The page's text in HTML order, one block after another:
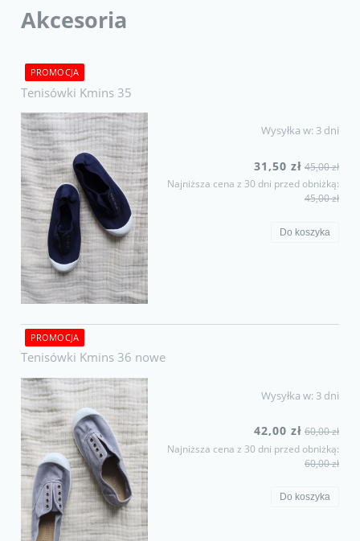
Akcesoria
Tenisówki Kmins 35
Wysyłka w: 3 dni
31,50 zł 45,00 zł
Najniższa cena z 30 dni przed obniżką:
45,00 zł
Do koszyka
PROMOCJA
Tenisówki Kmins 36 nowe
Wysyłka w: 3 dni
42,00 zł 60,00 zł
Najniższa cena z 30 dni przed obniżką:
60,00 zł
Do koszyka
PROMOCJA